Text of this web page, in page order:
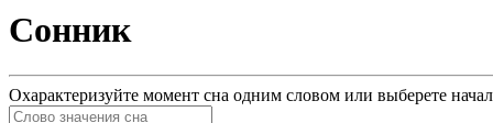
Сонник
Охарактеризуйте момент сна одним словом или выберете